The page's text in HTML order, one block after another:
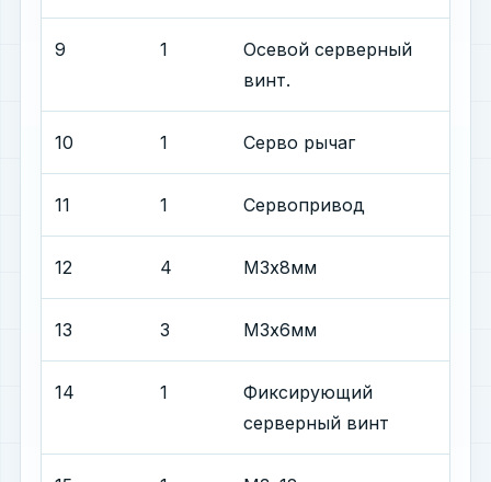
9 1
Осевой серверный
винт.
10 1 Серво рычаг
11 1 Сервопривод
12 4 М3х8мм
13 3 М3х6мм
14 1
Фиксирующий
серверный винт